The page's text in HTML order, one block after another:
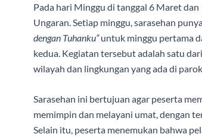
Pada hari Minggu di tanggal 6 Maret
Ungaran. Setiap minggu, sarasehan
dengan Tuhanku”untuk minggu pertama
kedua. Kegiatan tersebut adalah satu
wilayah dan lingkungan yang ada di
Sarasehan ini bertujuan agar peserta
memimpin dan melayani umat, dengan
Selain itu, peserta menemukan bahwa